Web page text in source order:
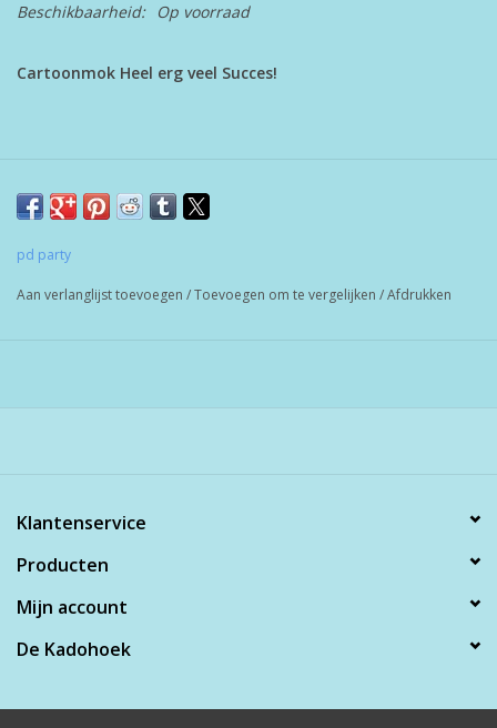
Beschikbaarheid: Op voorraad
Cartoonmok Heel erg veel Succes!
pd party
Aan verlanglijst toevoegen /Toevoegen om te vergelijken /Afdrukken
Klantenservice
Producten
Mijn account
De Kadohoek